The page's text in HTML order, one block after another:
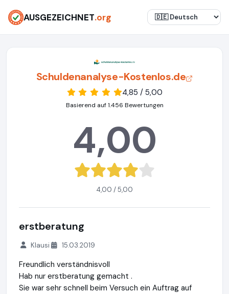
AUSGEZEICHNET.org
Schuldenanalyse-Kostenlos.de
4,85 / 5,00
Basierend auf 1.456 Bewertungen
4,00
4,00 / 5,00
erstberatung
Klausi 15.03.2019
Freundlich verständnisvoll
Hab nur erstberatung gemacht .
Sie war sehr schnell beim Versuch ein Auftrag auf